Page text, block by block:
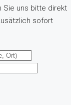
Sie uns bitte direkt
sofort